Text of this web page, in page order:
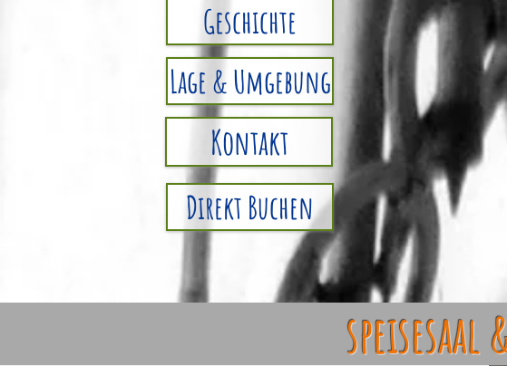
Geschichte
Lage & Umgebung
Kontakt
Direkt Buchen
speisesaal